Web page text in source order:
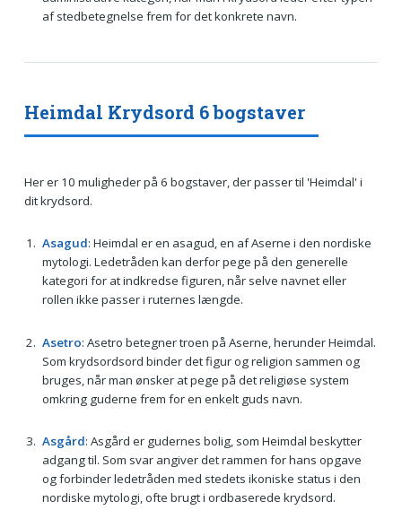
af stedbetegnelse frem for det konkrete navn.
Heimdal Krydsord 6 bogstaver
Her er 10 muligheder på 6 bogstaver, der passer til 'Heimdal' i
dit krydsord.
Asagud: Heimdal er en asagud, en af Aserne i den nordiske
mytologi. Ledetråden kan derfor pege på den generelle
kategori for at indkredse figuren, når selve navnet eller
rollen ikke passer i ruternes længde.
Asetro: Asetro betegner troen på Aserne, herunder Heimdal.
Som krydsordsord binder det figur og religion sammen og
bruges, når man ønsker at pege på det religiøse system
omkring guderne frem for en enkelt guds navn.
Asgård: Asgård er gudernes bolig, som Heimdal beskytter
adgang til. Som svar angiver det rammen for hans opgave
og forbinder ledetråden med stedets ikoniske status i den
nordiske mytologi, ofte brugt i ordbaserede krydsord.